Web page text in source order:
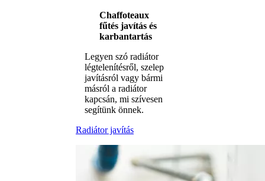
Chaffoteaux
fűtés javítás és
karbantartás
Legyen szó radiátor
légtelenítésről, szelep
javításról vagy bármi
másról a radiátor
kapcsán, mi szívesen
segítünk önnek.
Radiátor javítás